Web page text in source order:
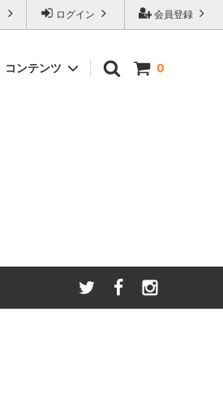
会員登録
ログイン
0
コンテンツ